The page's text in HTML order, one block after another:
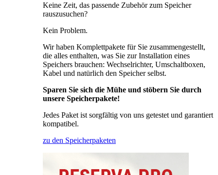
Keine Zeit, das passende Zubehör zum Speicher
rauszusuchen?
Kein Problem.
Wir haben Komplettpakete für Sie zusammengestellt,
die alles enthalten, was Sie zur Installation eines
Speichers brauchen: Wechselrichter, Umschaltboxen,
Kabel und natürlich den Speicher selbst.
Sparen Sie sich die Mühe und stöbern Sie durch
unsere Speicherpakete!
Jedes Paket ist sorgfältig von uns getestet und garantiert
kompatibel.
zu den Speicherpaketen